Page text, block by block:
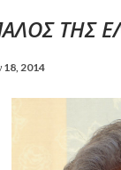
ΤΗΣ
18, 2014